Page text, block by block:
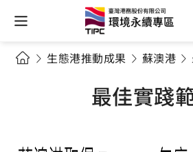
生態港推動成果 蘇澳港
最佳實踐